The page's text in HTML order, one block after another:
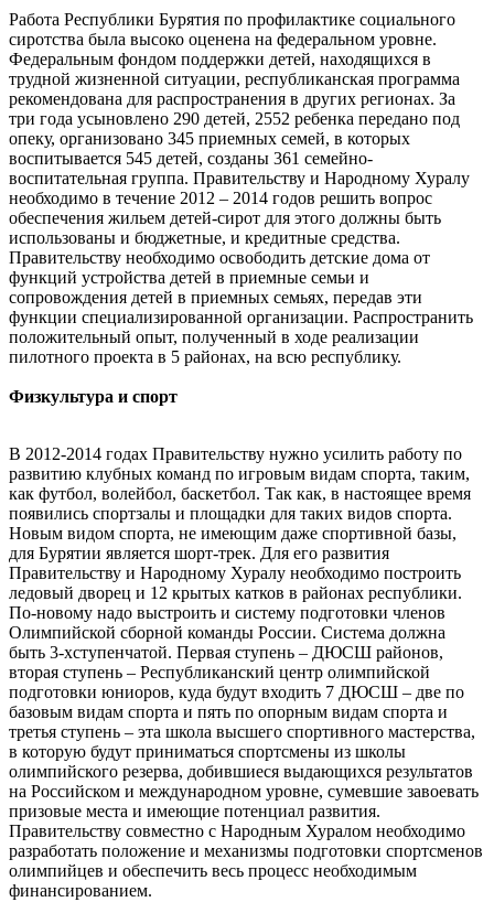
Работа Республики Бурятия по профилактике социального
сиротства была высоко оценена на федеральном уровне.
Федеральным фондом поддержки детей, находящихся в
трудной жизненной ситуации, республиканская программа
рекомендована для распространения в других регионах. За
три года усыновлено 290 детей, 2552 ребенка передано под
опеку, организовано 345 приемных семей, в которых
воспитывается 545 детей, созданы 361 семейно-
воспитательная группа. Правительству и Народному Хуралу
необходимо в течение 2012 – 2014 годов решить вопрос
обеспечения жильем детей-сирот для этого должны быть
использованы и бюджетные, и кредитные средства.
Правительству необходимо освободить детские дома от
функций устройства детей в приемные семьи и
сопровождения детей в приемных семьях, передав эти
функции специализированной организации. Распространить
положительный опыт, полученный в ходе реализации
пилотного проекта в 5 районах, на всю республику.
Физкультура и спорт
В 2012-2014 годах Правительству нужно усилить работу по
развитию клубных команд по игровым видам спорта, таким,
как футбол, волейбол, баскетбол. Так как, в настоящее время
появились спортзалы и площадки для таких видов спорта.
Новым видом спорта, не имеющим даже спортивной базы,
для Бурятии является шорт-трек. Для его развития
Правительству и Народному Хуралу необходимо построить
ледовый дворец и 12 крытых катков в районах республики.
По-новому надо выстроить и систему подготовки членов
Олимпийской сборной команды России. Система должна
быть 3-хступенчатой. Первая ступень – ДЮСШ районов,
вторая ступень – Республиканский центр олимпийской
подготовки юниоров, куда будут входить 7 ДЮСШ – две по
базовым видам спорта и пять по опорным видам спорта и
третья ступень – эта школа высшего спортивного мастерства,
в которую будут приниматься спортсмены из школы
олимпийского резерва, добившиеся выдающихся результатов
на Российском и международном уровне, сумевшие завоевать
призовые места и имеющие потенциал развития.
Правительству совместно с Народным Хуралом необходимо
разработать положение и механизмы подготовки спортсменов
олимпийцев и обеспечить весь процесс необходимым
финансированием.